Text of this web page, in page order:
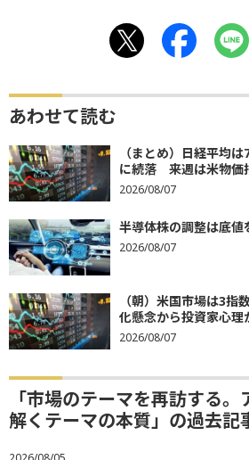
あわせて読む
（まとめ）日経平均
に続落 来週は米物価
2026/08/07
半導体株の調整は底値
2026/08/07
（朝）米国市場は3
化懸念から投資家心理
2026/08/07
「市場のテーマを再訪する
解くテーマの本質」の過去記